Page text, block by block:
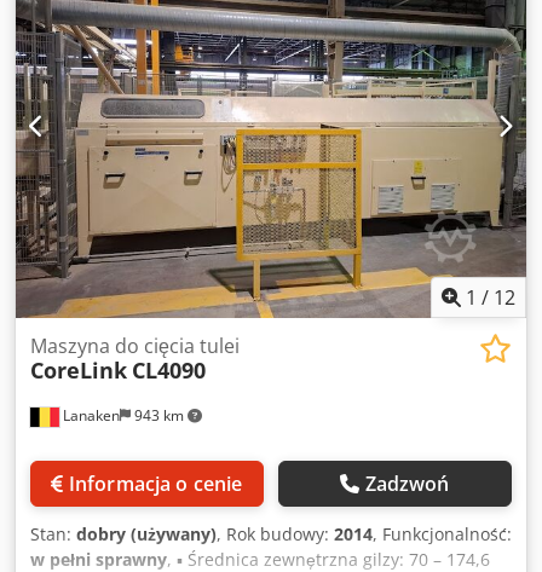
1 / 12
Lanaken 943 km
Maszyna do cięcia tulei
CoreLink CL4090
Informacja o cenie Zadzwoń
Stan: dobry (używany), Rok budowy: 2014, Funkcjonalność:
w pełni sprawny, ▪ Średnica zewnętrzna gilzy: 70 – 174,6